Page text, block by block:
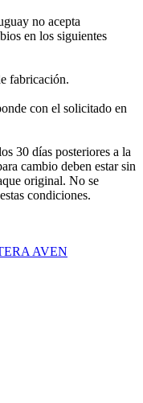
no acepta
en los siguientes
fabricación.
con el solicitado en
30 días posteriores a la
cambio deben estar sin
original. No se
condiciones.